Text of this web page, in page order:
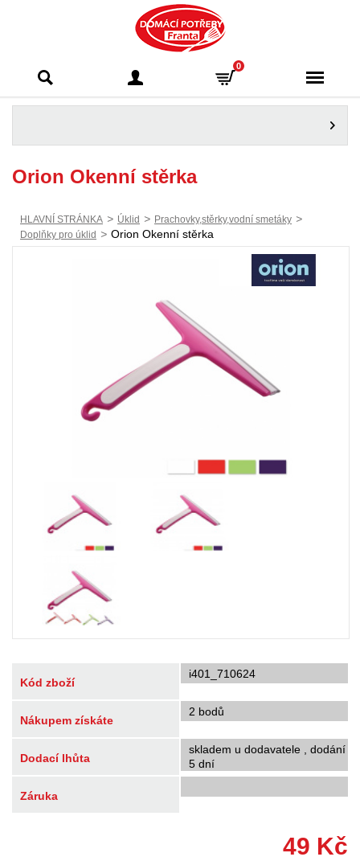
Franta - Příbram
0
Orion Okenní stěrka
HLAVNÍ STRÁNKA > Úklid > Prachovky,stěrky,vodní smetáky >
Doplňky pro úklid > Orion Okenní stěrka
Kód zboží
i401_710624
Nákupem získáte
2 bodů
Dodací lhůta
skladem u dodavatele , dodání
5 dní
Záruka
49 Kč